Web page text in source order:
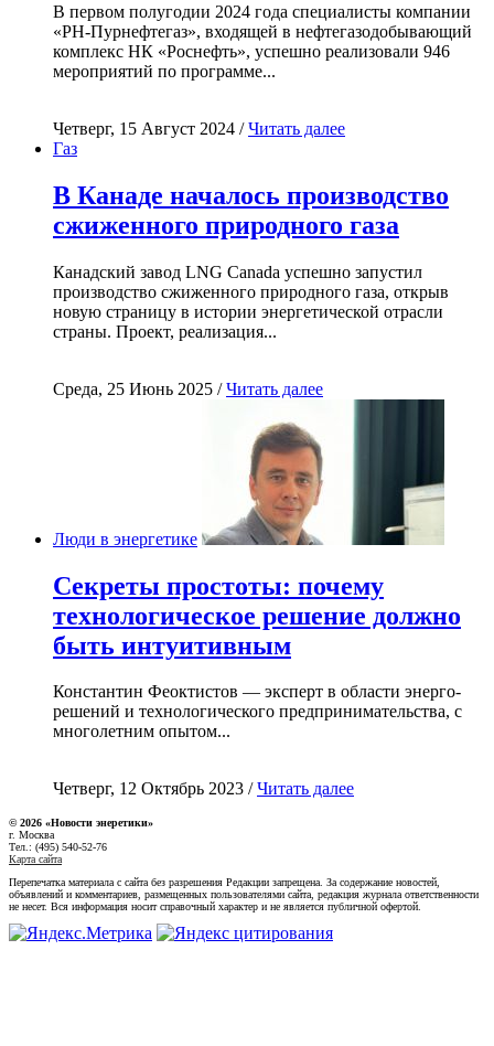
В первом полугодии 2024 года специалисты компании
«РН-Пурнефтегаз», входящей в нефтегазодобывающий
комплекс НК «Роснефть», успешно реализовали 946
мероприятий по программе...
Четверг, 15 Август 2024 /Читать далее
Газ
В Канаде началось производство
сжиженного природного газа
Канадский завод LNG Canada успешно запустил
производство сжиженного природного газа, открыв
новую страницу в истории энергетической отрасли
страны. Проект, реализация...
Среда, 25 Июнь 2025 /Читать далее
Люди в энергетике
Секреты простоты: почему
технологическое решение должно
быть интуитивным
Константин Феоктистов — эксперт в области энерго-
решений и технологического предпринимательства, с
многолетним опытом...
Четверг, 12 Октябрь 2023 /Читать далее
© 2026 «Новости энеретики»
г. Москва
Тел.: (495) 540-52-76
Карта сайта
Перепечатка материала с сайта без разрешения Редакции запрещена. За содержание новостей,
объявлений и комментариев, размещенных пользователями сайта, редакция журнала ответственности
не несет. Вся информация носит справочный характер и не является публичной офертой.